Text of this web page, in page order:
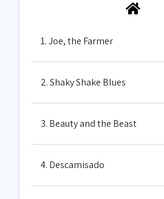
1. Joe, the Farmer
2. Shaky Shake Blues
3. Beauty and the Beast
4. Descamisado